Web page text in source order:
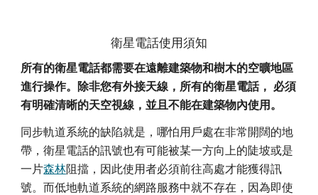
衛星電話使用須知
所有的衛星電話都需要在遠離建築物和樹木的空曠地區
進行操作。除非您有外接天線，所有的衛星電話， 必須
有明確清晰的天空視線，並且不能在建築物內使用。
同步軌道系統的缺陷就是，哪怕用戶處在非常開闊的地
帶，衛星電話的訊號也有可能被某一方向上的陡坡或是
一片森林阻擋，因此使用者必須前往高處才能獲得訊
號。而低地軌道系統的網路服務中就不存在，因為即使